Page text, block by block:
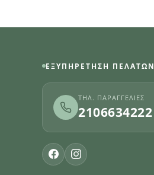
ΕΞΥΠΗΡΈΤΗΣΗ ΠΕΛΑΤΏΝ
ΤΗΛ. ΠΑΡΑΓΓΕΛΊΕΣ
2106634222